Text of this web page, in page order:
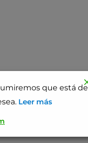
que está de
Leer más